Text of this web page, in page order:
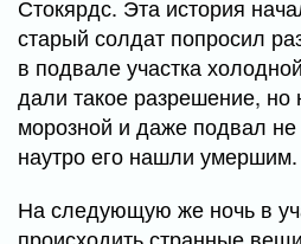
Стокярдс. Эта история
старый солдат попросил
в подвале участка
дали такое разрешение,
морозной и даже подвал не
наутро его нашли умершим.
На следующую же ночь в